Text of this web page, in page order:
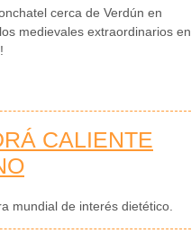
cerca de Verdún en
medievales extraordinarios en
CALIENTE
mundial de interés dietético.